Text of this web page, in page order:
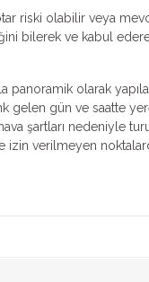
riski olabilir veya
bilerek ve kabul
panoramik olarak
gelen gün ve saatte
şartları nedeniyle
izin verilmeyen